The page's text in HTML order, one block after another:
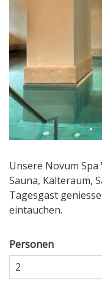
Unsere Novum
Sauna, Kälteraum,
Tagesgast
eintauchen.
Personen